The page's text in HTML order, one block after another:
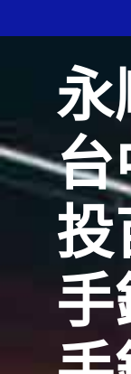
to
永
台
投